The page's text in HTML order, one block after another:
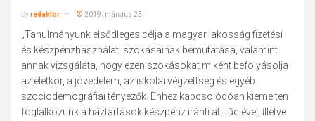
byredaktor 2019. március 25.
„Tanulmányunk elsődleges célja a magyar lakosság fizetési
és készpénzhasználati szokásainak bemutatása, valamint
annak vizsgálata, hogy ezen szokásokat miként befolyásolja
az életkor, a jövedelem, az iskolai végzettség és egyéb
szociodemográfiai tényezők. Ehhez kapcsolódóan kiemelten
foglalkozunk a háztartások készpénz iránti attitűdjével, illetve